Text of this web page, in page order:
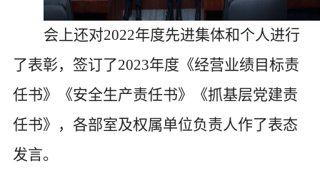
会 上还对2022年度先进集体和个人进行
了表彰，签订了2023年度 《经营业绩 目标责
任书》《安全生产责任书》《抓基层党建责
任书》 ， 各部室及权属单位负责人作了表态
发言。